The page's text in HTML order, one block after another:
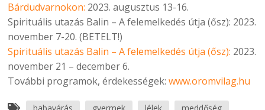
Bárdudvarnokon: 2023. augusztus 13-16.
Spirituális utazás Balin – A felemelkedés útja (ősz): 2023.
november 7-20. (BETELT!)
Spirituális utazás Balin – A felemelkedés útja (ősz): 2023.
november 21 – december 6.
További programok, érdekességek:www.oromvilag.hu